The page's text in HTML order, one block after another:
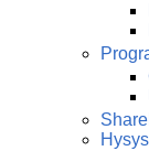
Hysys